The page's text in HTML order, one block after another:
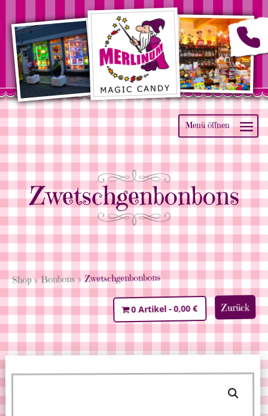
Zwetschgenbonbons
Shop»Bonbons» Zwetschgenbonbons
Zurück
0 Artikel 0,00 €